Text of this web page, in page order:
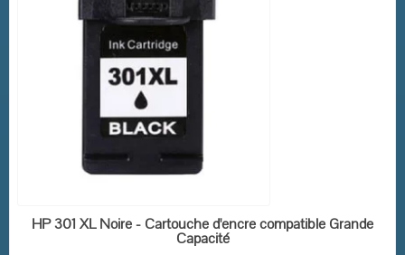
EN STOCK
HP 301 XL Noire - Cartouche d'encre compatible Grande
Capacité